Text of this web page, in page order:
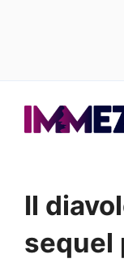
Il
sequel